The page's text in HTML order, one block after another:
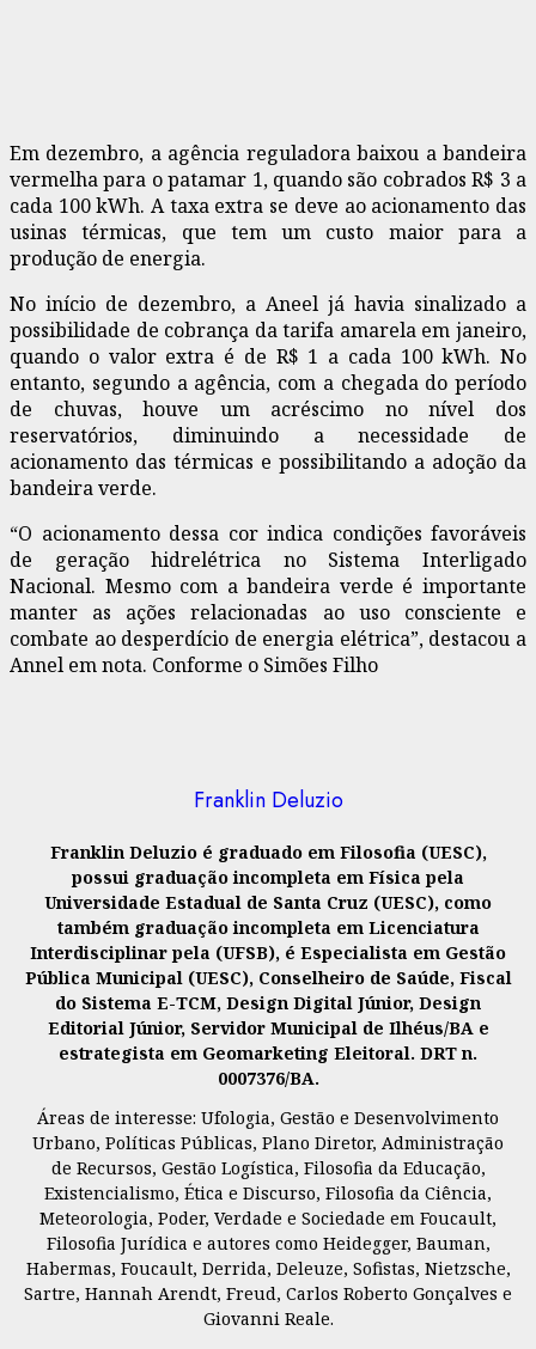
Em dezembro, a agência reguladora baixou a bandeira
vermelha para o patamar 1, quando são cobrados R$ 3 a
cada 100 kWh. A taxa extra se deve ao acionamento das
usinas térmicas, que tem um custo maior para a
produção de energia.
No início de dezembro, a Aneel já havia sinalizado a
possibilidade de cobrança da tarifa amarela em janeiro,
quando o valor extra é de R$ 1 a cada 100 kWh. No
entanto, segundo a agência, com a chegada do período
de chuvas, houve um acréscimo no nível dos
reservatórios, diminuindo a necessidade de
acionamento das térmicas e possibilitando a adoção da
bandeira verde.
“O acionamento dessa cor indica condições favoráveis
de geração hidrelétrica no Sistema Interligado
Nacional. Mesmo com a bandeira verde é importante
manter as ações relacionadas ao uso consciente e
combate ao desperdício de energia elétrica”, destacou a
Annel em nota. Conforme o Simões Filho
Franklin Deluzio
Franklin Deluzio é graduado em Filosofia (UESC),
possui graduação incompleta em Física pela
Universidade Estadual de Santa Cruz (UESC), como
também graduação incompleta em Licenciatura
Interdisciplinar pela (UFSB), é Especialista em Gestão
Pública Municipal (UESC), Conselheiro de Saúde, Fiscal
do Sistema E-TCM, Design Digital Júnior, Design
Editorial Júnior, Servidor Municipal de Ilhéus/BA e
estrategista em Geomarketing Eleitoral. DRT n.
0007376/BA.
Áreas de interesse: Ufologia, Gestão e Desenvolvimento
Urbano, Políticas Públicas, Plano Diretor, Administração
de Recursos, Gestão Logística, Filosofia da Educação,
Existencialismo, Ética e Discurso, Filosofia da Ciência,
Meteorologia, Poder, Verdade e Sociedade em Foucault,
Filosofia Jurídica e autores como Heidegger, Bauman,
Habermas, Foucault, Derrida, Deleuze, Sofistas, Nietzsche,
Sartre, Hannah Arendt, Freud, Carlos Roberto Gonçalves e
Giovanni Reale.